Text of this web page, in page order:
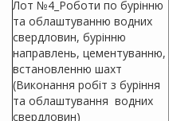
Лот №4_Роботи по бурінню
та облаштуванню водних
свердловин, бурінню
направлень, цементуванню,
встановленню шахт
(Виконання робіт з буріння
та облаштування водних
свердловин)